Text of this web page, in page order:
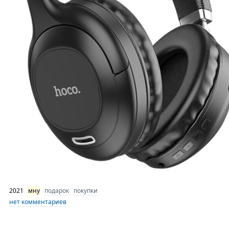
2021 мну подарок покупки
нет комментариев